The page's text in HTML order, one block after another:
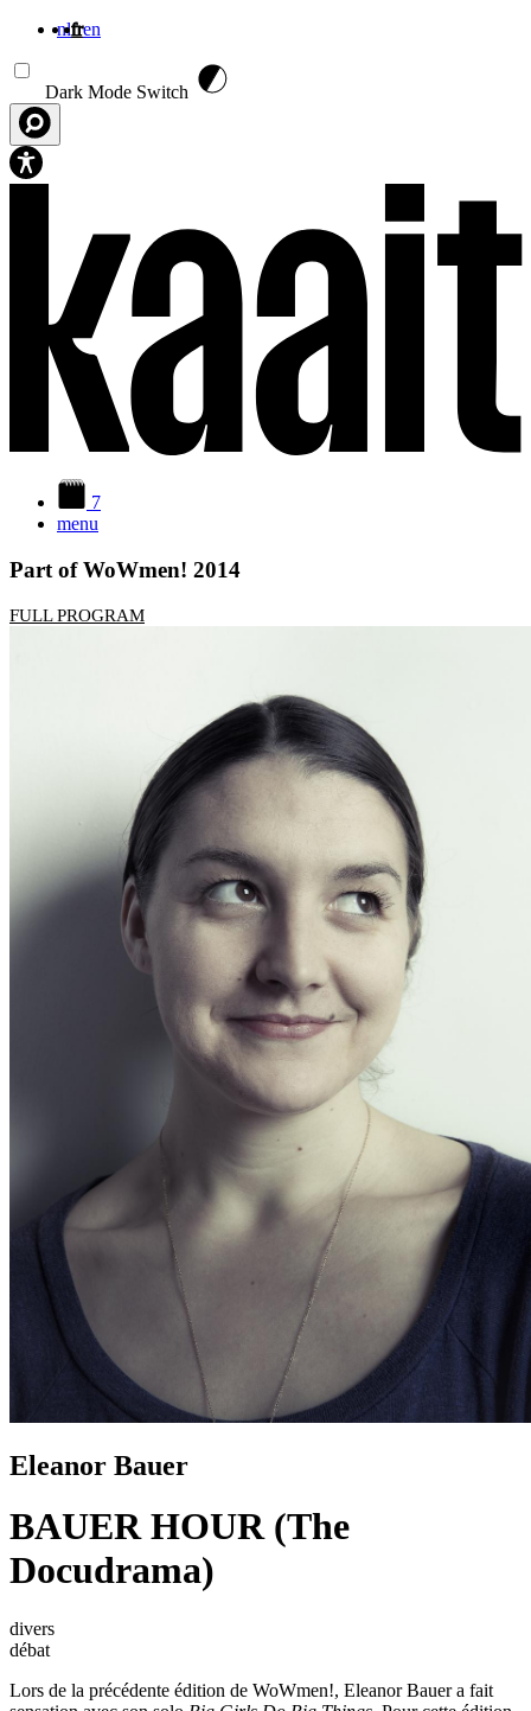
nlfren
Dark Mode Switch
7
menu
Part of WoWmen! 2014
FULL PROGRAM
Eleanor Bauer
BAUER HOUR (The
Docudrama)
divers
débat
Lors de la précédente édition de WoWmen!, Eleanor Bauer a fait